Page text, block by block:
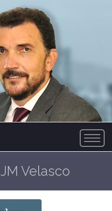
Velasco